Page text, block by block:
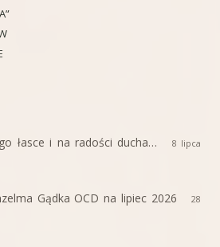
łasce i na radości ducha…
8 lipca
Gądka OCD na lipiec 2026
28